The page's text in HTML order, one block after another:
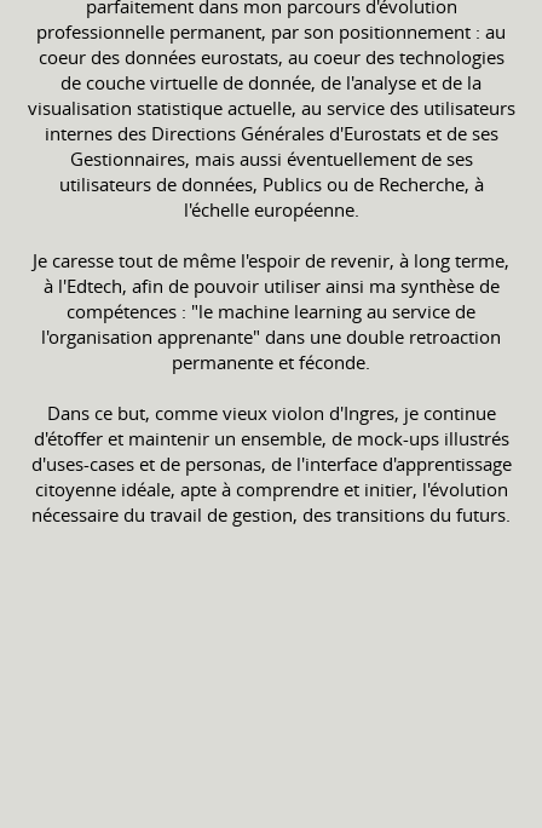
parfaitement dans mon parcours d'évolution
professionnelle permanent, par son positionnement : au
coeur des données eurostats, au coeur des technologies
de couche virtuelle de donnée, de l'analyse et de la
visualisation statistique actuelle, au service des utilisateurs
internes des Directions Générales d'Eurostats et de ses
Gestionnaires, mais aussi éventuellement de ses
utilisateurs de données, Publics ou de Recherche, à
l'échelle européenne.
Je caresse tout de même l'espoir de revenir, à long terme,
à l'Edtech, afin de pouvoir utiliser ainsi ma synthèse de
compétences : "le machine learning au service de
l'organisation apprenante" dans une double retroaction
permanente et féconde.
Dans ce but, comme vieux violon d'Ingres, je continue
d'étoffer et maintenir un ensemble, de mock-ups illustrés
d'uses-cases et de personas, de l'interface d'apprentissage
citoyenne idéale, apte à comprendre et initier, l'évolution
nécessaire du travail de gestion, des transitions du futurs.